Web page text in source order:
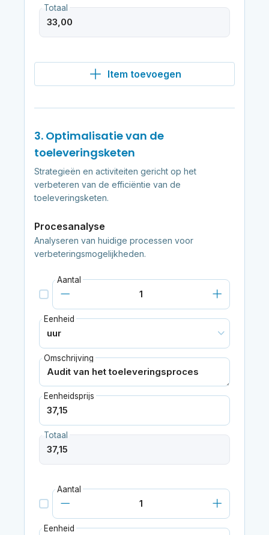
Totaal
Item toevoegen
3. Optimalisatie van de
toeleveringsketen
Strategieën en activiteiten gericht op het
verbeteren van de efficiëntie van de
toeleveringsketen.
Procesanalyse
Analyseren van huidige processen voor
verbeteringsmogelijkheden.
Aantal
Eenheid
Omschrijving
Eenheidsprijs
Totaal
Aantal
Eenheid